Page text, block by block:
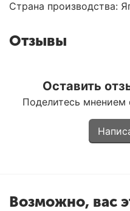
Страна производства:
Отзывы
Оставить
Поделитесь мнением
Возможно, вас